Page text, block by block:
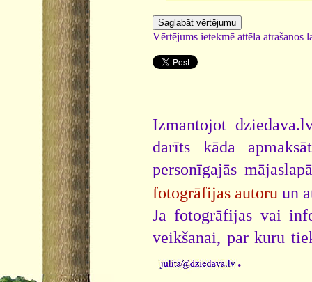
Vērtējums ietekmē attēla atrašanos
Izmantojot
darīts kāda
personīgajās
fotogrāfijas autoru un
Ja fotogrāfijas vai
veikšanai, par kuru
.